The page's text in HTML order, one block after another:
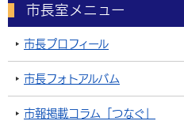
市長室メニュー
市長プロフィール
市長フォトアルバム
市報掲載コラム「つなぐ」